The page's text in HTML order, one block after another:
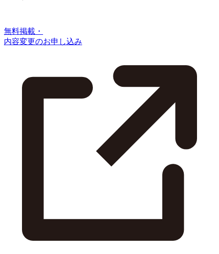
無料掲載・
内容変更のお申し込み